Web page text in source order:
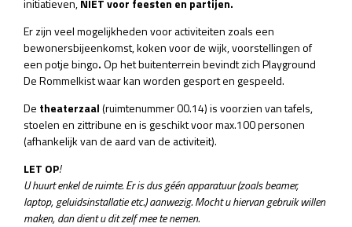
Er zijn veel mogelijkheden voor activiteiten zoals een
bewonersbijeenkomst, koken voor de wijk, voorstellingen of
een potje bingo.Op het buitenterrein bevindt zich Playground
De Rommelkist waar kan worden gesport en gespeeld.
De theaterzaal(ruimtenummer 00.14) is voorzien van tafels,
stoelen en zittribune en is geschikt voor max.100 personen
(afhankelijk van de aard van de activiteit).
LET OP!
U huurt enkel de ruimte. Er is dus géén apparatuur (zoals beamer,
laptop, geluidsinstallatie etc.) aanwezig. Mocht u hiervan gebruik willen
maken, dan dient u dit zelf mee te nemen.